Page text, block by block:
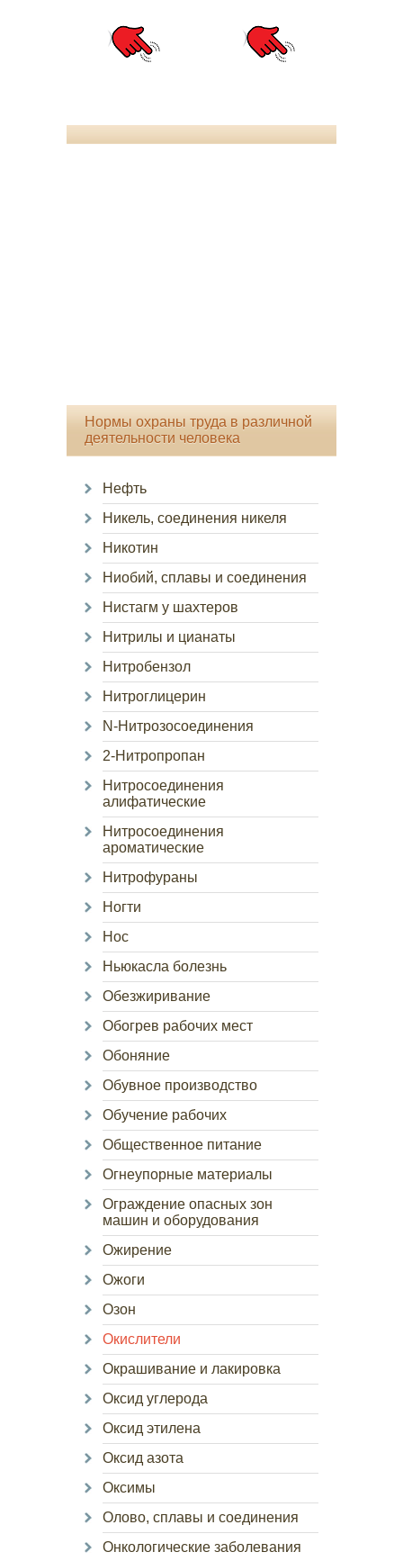
Нормы охраны труда в различной
деятельности человека
Нефть
Никель, соединения никеля
Никотин
Ниобий, сплавы и соединения
Нистагм у шахтеров
Нитрилы и цианаты
Нитробензол
Нитроглицерин
N-Нитрозосоединения
2-Нитропропан
Нитросоединения
алифатические
Нитросоединения
ароматические
Нитрофураны
Ногти
Нос
Ньюкасла болезнь
Обезжиривание
Обогрев рабочих мест
Обоняние
Обувное производство
Обучение рабочих
Общественное питание
Огнеупорные материалы
Ограждение опасных зон
машин и оборудования
Ожирение
Ожоги
Озон
Окислители
Окрашивание и лакировка
Оксид углерода
Оксид этилена
Оксид азота
Оксимы
Олово, сплавы и соединения
Онкологические заболевания